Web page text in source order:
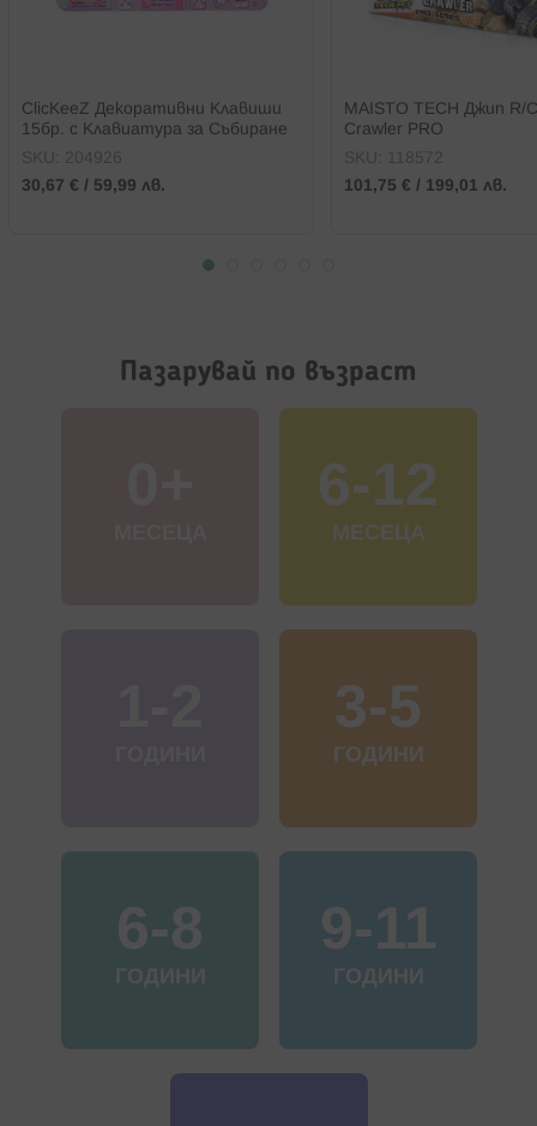
ClicKeeZ Декоративни Клавиши
15бр. с Клавиатура за Събиране
30,67 € / 59,99 лв.
MAISTO TECH Джип R/
Crawler PRO
101,75 € / 199,01 лв.
Пазарувай по възраст
6-12
МЕСЕЦА
3-5
ГОДИНИ
6-8
ГОДИНИ
9-11
ГОДИНИ